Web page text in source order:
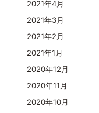
2021年4月
2021年3月
2021年2月
2021年1月
2020年12月
2020年11月
2020年10月